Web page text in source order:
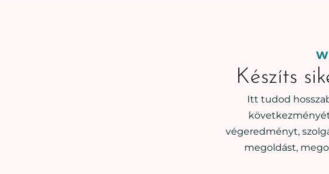
Készíts
Itt tudod
végeredményt,
megoldást,